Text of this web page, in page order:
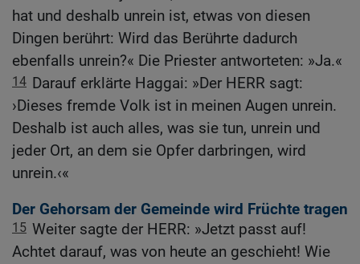
hat und deshalb unrein ist, etwas von diesen
Dingen berührt: Wird das Berührte dadurch
ebenfalls unrein?« Die Priester antworteten: »Ja.«
14 Darauf erklärte Haggai: »Der HERR sagt:
›Dieses fremde Volk ist in meinen Augen unrein.
Deshalb ist auch alles, was sie tun, unrein und
jeder Ort, an dem sie Opfer darbringen, wird
unrein.‹«
Der Gehorsam der Gemeinde wird Früchte tragen
15 Weiter sagte der HERR: »Jetzt passt auf!
Achtet darauf, was von heute an geschieht! Wie